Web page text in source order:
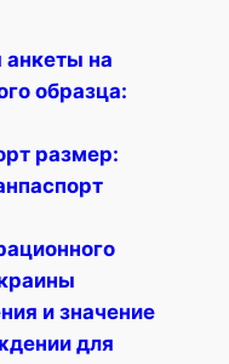
анкеты на
образца:
размер:
и значение
для